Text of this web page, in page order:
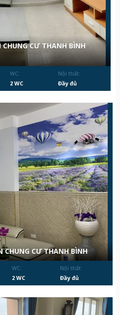
CHUNG CƯ THANH BÌNH
WC:
2 WC
Nội thất:
Đầy đủ
CHUNG CƯ THANH BÌNH
WC:
2 WC
Nội thất:
Đầy đủ